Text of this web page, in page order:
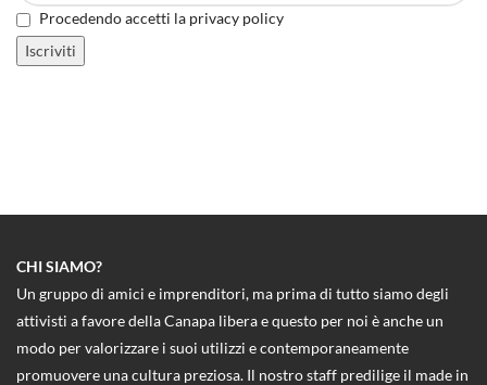
Procedendo accetti la privacy policy
CHI SIAMO?
Un gruppo di amici e imprenditori, ma prima di tutto siamo degli
attivisti a favore della Canapa libera e questo per noi è anche un
modo per valorizzare i suoi utilizzi e contemporaneamente
promuovere una cultura preziosa. Il nostro staff predilige il made in